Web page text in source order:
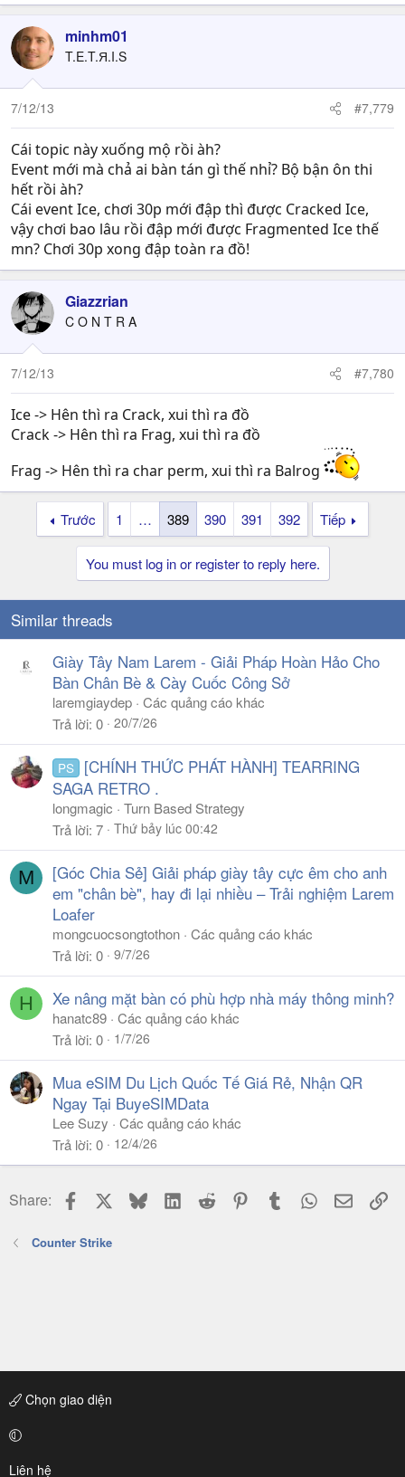
minhm01
T.E.T.Я.I.S
7/12/13 #7,779
Cái topic này xuống mộ rồi àh?
Event mới mà chả ai bàn tán gì thế nhỉ? Bộ bận ôn thi
hết rồi àh?
Cái event Ice, chơi 30p mới đập thì được Cracked Ice,
vậy chơi bao lâu rồi đập mới được Fragmented Ice thế
mn? Chơi 30p xong đập toàn ra đồ!
Giazzrian
C O N T R A
7/12/13 #7,780
Ice -> Hên thì ra Crack, xui thì ra đồ
Crack -> Hên thì ra Frag, xui thì ra đồ
Frag -> Hên thì ra char perm, xui thì ra Balrog
Trước 1 … 389 390 391 392 Tiếp
You must log in or register to reply here.
Similar threads
Giày Tây Nam Larem - Giải Pháp Hoàn Hảo Cho
Bàn Chân Bè & Cày Cuốc Công Sở
laremgiaydep Các quảng cáo khác
Trả lời 0 20/7/26
PS
[CHÍNH THỨC PHÁT HÀNH] TEARRING
SAGA RETRO .
longmagic
Turn Based Strategy
Trả lời 7 Thứ bảy lúc 00:42
M
[Góc Chia Sẻ] Giải pháp giày tây cực êm cho anh
em "chân bè", hay đi lại nhiều – Trải nghiệm Larem
Loafer
mongcuocsongtothon Các quảng cáo khác
Trả lời 0 9/7/26
H Xe nâng mặt bàn có phù hợp nhà máy thông minh?
hanatc89 Các quảng cáo khác
Trả lời 0 1/7/26
Mua eSIM Du Lịch Quốc Tế Giá Rẻ, Nhận QR
Ngay Tại BuyeSIMData
Lee Suzy
Các quảng cáo khác
Trả lời 0 12/4/26
Share: Facebook BlueskyLinkedIn
Reddit PinterestTumblr WhatsApp
Email
Counter Strike
Chọn giao diện
Liên hệ